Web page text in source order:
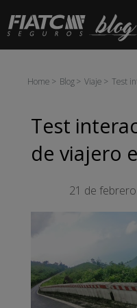
Saltar al contenido
Home Blog Viaje Test
Test
de viajero
21 de